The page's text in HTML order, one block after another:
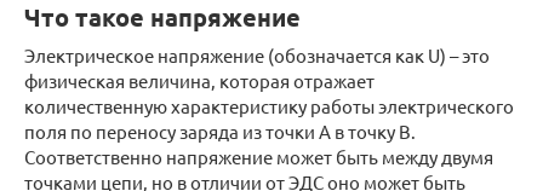
Что такое напряжение
Электрическое напряжение (обозначается как U) – это
физическая величина, которая отражает
количественную характеристику работы электрического
поля по переносу заряда из точки А в точку В.
Соответственно напряжение может быть между двумя
точками цепи, но в отличии от ЭДС оно может быть